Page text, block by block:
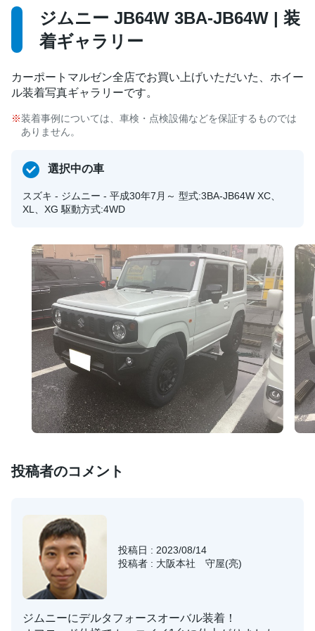
ジムニー JB64W 3BA-JB64W | 装
着ギャラリー
カーポートマルゼン全店でお買い上げいただいた、ホイー
ル装着写真ギャラリーです。
装着事例については、車検・点検設備などを保証するものでは
ありません。
選択中の車
スズキ - ジムニー - 平成30年7月～ 型式:3BA-JB64W XC、
XL、XG 駆動方式:4WD
投稿者のコメント
投稿日 : 2023/08/14
投稿者 : 大阪本社 守屋(亮)
ジムニーにデルタフォースオーバル装着！